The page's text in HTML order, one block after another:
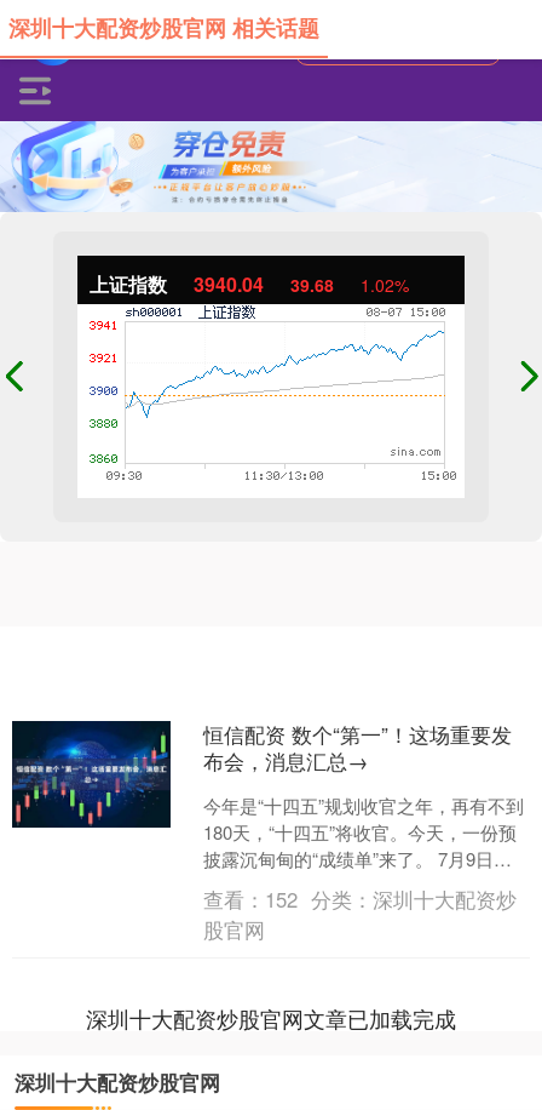
上证指数 3940.04 39.68 1.02%
深圳十大配资炒股官网 相关话题
恒信配资 数个“第一”！这场重要发
布会，消息汇总→
今年是“十四五”规划收官之年，再有不到
180天，“十四五”将收官。今天，一份预
披露沉甸甸的“成绩单”来了。 7月9日，
国家发展改革委主任郑栅洁在国务院新
闻办公室....
查看： 152 分类：深圳十大配资炒
股官网
深圳十大配资炒股官网文章已加载完成
深圳十大配资炒股官网